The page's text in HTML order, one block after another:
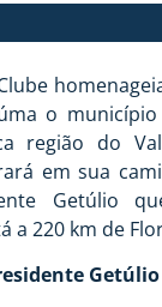
o
região do
em sua
Getúlio
a 220 km de
Getúlio